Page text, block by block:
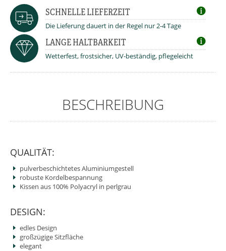
SCHNELLE LIEFERZEIT
Die Lieferung dauert in der Regel nur 2-4 Tage
LANGE HALTBARKEIT
Wetterfest, frostsicher, UV-beständig, pflegeleicht
BESCHREIBUNG
QUALITÄT:
pulverbeschichtetes Aluminiumgestell
robuste Kordelbespannung
Kissen aus 100% Polyacryl in perlgrau
DESIGN:
edles Design
großzügige Sitzfläche
elegant